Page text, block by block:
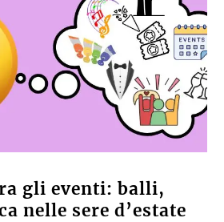
gli eventi: balli,
nelle sere d’estate